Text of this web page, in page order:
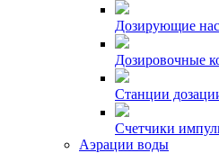
Дозирующие
Дозировочные
Станции
Счетчики
Аэрации воды